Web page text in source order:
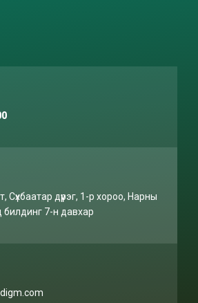
Сүхбаатар дүүрэг, 1-р хороо, Нарны
7-н давхар